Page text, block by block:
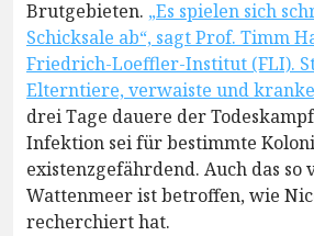
Brutgebieten. „Es spielen sich
Schicksale ab“, sagt Prof. Timm
Friedrich-Loeffler-Institut (FLI).
Elterntiere, verwaiste und
drei Tage dauere der
Infektion sei für bestimmte
existenzgefährdend. Auch das so
Wattenmeer ist betroffen, wie
recherchiert hat.